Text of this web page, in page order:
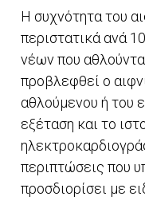
Η συχνότητα του
περιστατικά ανά
νέων που
προβλεφθεί ο
αθλούμενου ή του
εξέταση και το
περιπτώσεις που
προσδιορίσει με